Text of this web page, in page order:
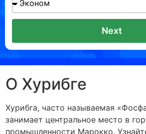
Next
О Хурибге
Хурибга, часто называемая
занимает центральное место в
промышленности Марокко.